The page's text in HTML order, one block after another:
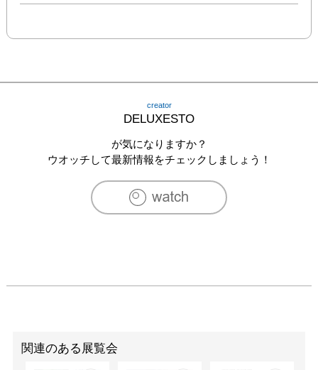
creator
DELUXESTO
が気になりますか？
ウオッチして最新情報をチェックしましょう！
関連のある展覧会